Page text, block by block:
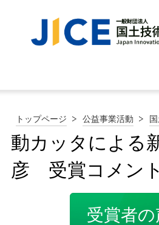
トップページ 公益事業活動
動カッタによる
彦 受賞コメント
受賞者の